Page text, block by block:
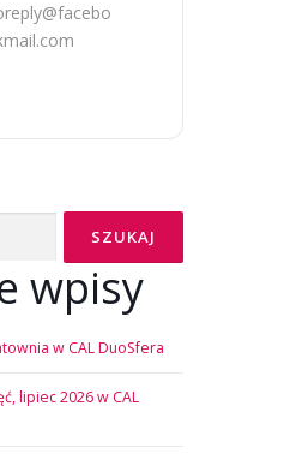
wpisy
w CAL DuoSfera
lipiec 2026 w CAL